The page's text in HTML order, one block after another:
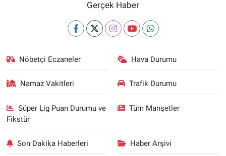
Gerçek Haber
Nöbetçi Eczaneler Hava Durumu
Namaz Vakitleri Trafik Durumu
Süper Lig Puan Durumu ve
Fikstür
Tüm Manşetler
Son Dakika Haberleri Haber Arşivi